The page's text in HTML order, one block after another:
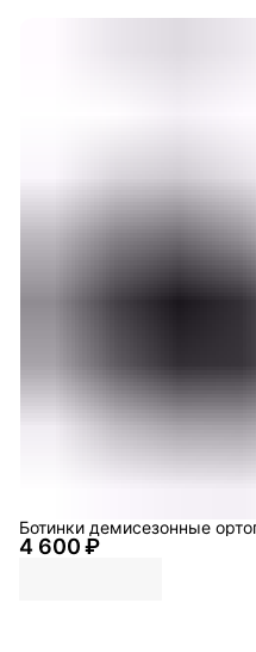
4 600 ₽
Ботинки демисезонные